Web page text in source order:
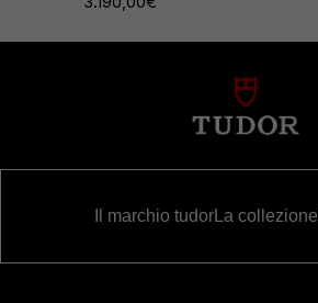
Il marchio tudorLa collezione